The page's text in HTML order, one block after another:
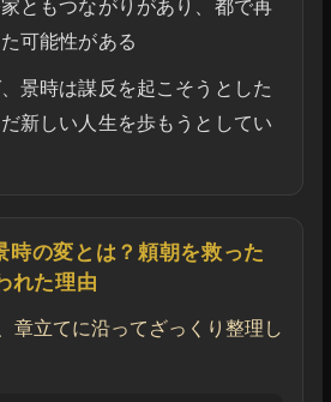
ともつながりがあり、都で再
可能性がある
景時は謀反を起こそうとした
新しい人生を歩もうとしてい
時の変とは？頼朝を救った
れた理由
章立てに沿ってざっくり整理し